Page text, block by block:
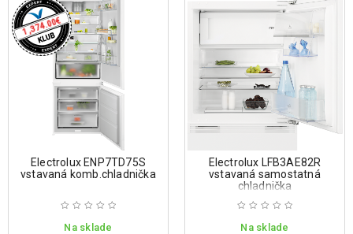
1,374.00€
Electrolux ENP7TD75S
vstavaná komb.chladnička
Na sklade
Electrolux LFB3AE82R
vstavaná samostatná
chladnička
Na sklade